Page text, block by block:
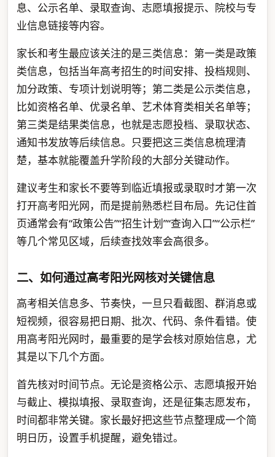
息、公示名单、录取查询、志愿填报提示、院校与专
业信息链接等内容。
家长和考生最应该关注的是三类信息：第一类是政策
类信息，包括当年高考招生的时间安排、投档规则、
加分政策、专项计划说明等；第二类是公示类信息，
比如资格名单、优录名单、艺术体育类相关名单等；
第三类是结果类信息，也就是志愿投档、录取状态、
通知书发放等后续信息。只要把这三类信息梳理清
楚，基本就能覆盖升学阶段的大部分关键动作。
建议考生和家长不要等到临近填报或录取时才第一次
打开高考阳光网，而是提前熟悉栏目布局。先记住首
页通常会有“政策公告”“招生计划”“查询入口”“公示栏”
等几个常见区域，后续查找效率会高很多。
二、如何通过高考阳光网核对关键信息
高考相关信息多、节奏快，一旦只看截图、群消息或
短视频，很容易把日期、批次、代码、条件看错。使
用高考阳光网时，最重要的是学会核对原始信息，尤
其是以下几个方面。
首先核对时间节点。无论是资格公示、志愿填报开始
与截止、模拟填报、录取查询，还是征集志愿发布，
时间都非常关键。家长最好把这些节点整理成一个简
明日历，设置手机提醒，避免错过。